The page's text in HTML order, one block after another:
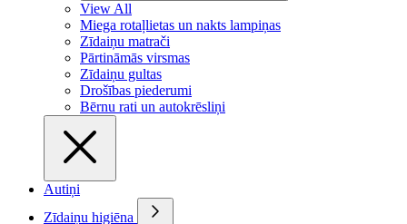
View All
Miega rotaļlietas un nakts lampiņas
Zīdaiņu matrači
Pārtināmās virsmas
Zīdaiņu gultas
Drošības piederumi
Bērnu rati un autokrēsliņi
Autiņi
Zīdaiņu higiēna